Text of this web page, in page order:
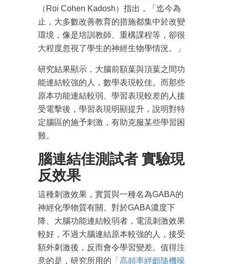
（Roi Cohen Kadosh）指出，「迄今為
止，大多數改善教育的措施都集中於改變
環境，像是培訓教師、重構課程等，卻很
大程度忽視了學生的神經生物學情況。」
研究結果顯示，大腦前額葉與頂葉之間功
能連結較強的人，數學表現較佳。而那些
原本功能連結較弱、學習表現較差的人接
受電擊後，學習表現明顯提升，說明對特
定腦區的施予刺激，有助克服某些學習困
難。
腦連結佳測試者 實驗現
反效果
這種刺激效果，實質與一種名為GABA的
神經化學物質有關。對於GABA濃度下
降、大腦功能連結較弱者，電流刺激效果
較好，不過大腦連結原本較強的人，接受
額外刺激後，反而會令學習變差。值得注
意的是，研究所用的 「高頻率經顱隨機噪
最新資訊（附創業懶人包）